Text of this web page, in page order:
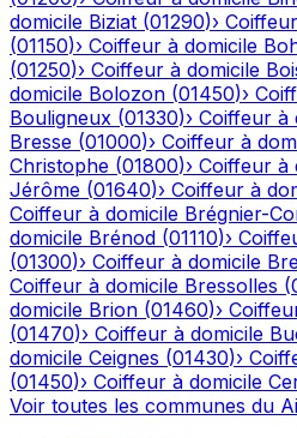
domicile Biziat (01290)›
(01150)› Coiffeur à domicile
(01250)› Coiffeur à domicile
domicile Bolozon (01450)›
Bouligneux (01330)› Coiffeur à
Bresse (01000)› Coiffeur à
Christophe (01800)› Coiffeur à
Jérôme (01640)› Coiffeur à
Coiffeur à domicile Brégnier-
domicile Brénod (01110)›
(01300)› Coiffeur à domicile
Coiffeur à domicile Bressolles (
domicile Brion (01460)›
(01470)› Coiffeur à domicile
domicile Ceignes (01430)›
(01450)› Coiffeur à domicile
Voir toutes les communes du